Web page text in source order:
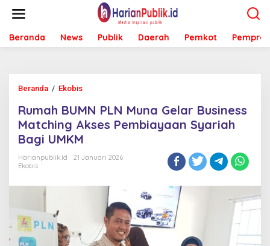
t
Beranda News Publik Daerah Pemkot Pemprov
Beranda / Ekobis
m
a
h
B
U
P
Rumah BUMN PLN Muna Gelar Business
Matching Akses Pembiayaan Syariah
Bagi UMKM
Harianpublik.id
21 Januari 2026
Ekobis